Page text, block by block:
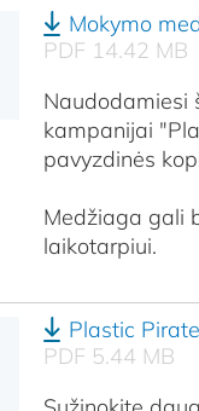
Mokymo
PDF 14.42 MB
Naudodamiesi
kampanijai
pavyzdinės
Medžiaga gali
laikotarpiui.
Plastic
PDF 5.44 MB